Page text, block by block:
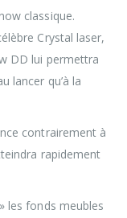
classique.
Crystal laser,
DD lui permettra
lancer qu’à la
contrairement à
rapidement
les fonds meubles